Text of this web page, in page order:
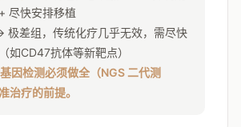
尽快安排移植
极差组，传统化疗几乎无效，需尽快
如CD47抗体等新靶点）
因检测必须做全（NGS 二代测
治疗的前提。